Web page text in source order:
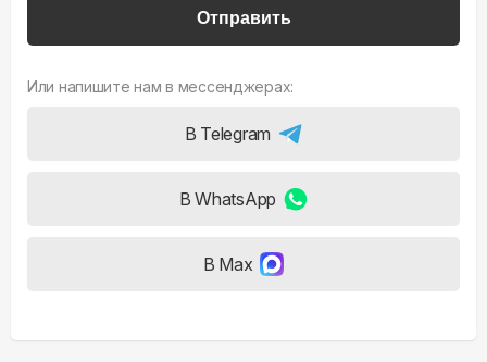
Отправить
Или напишите нам в мессенджерах:
В Telegram
В WhatsApp
В Max